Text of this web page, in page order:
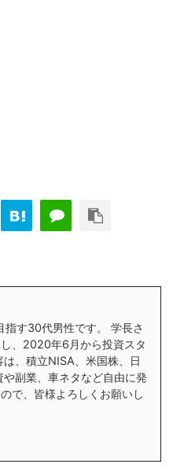
指す30代男性です。 学長さ
、2020年6月から投資スタ
は、積立NISA、米国株、日
副業、車ネタなど自由に発
で、皆様よろしくお願いし